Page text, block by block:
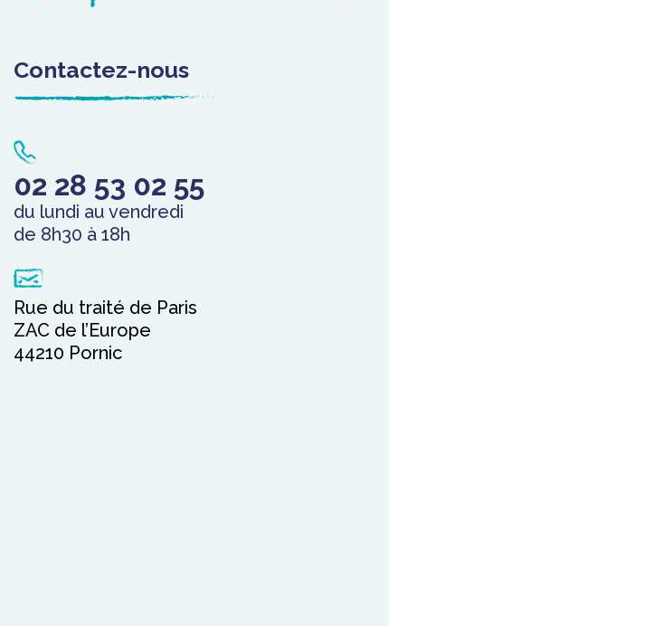
Contactez-nous
02 28 53 02 55
du lundi au vendredi
de 8h30 à 18h
Rue du traité de Paris
ZAC de l’Europe
44210 Pornic